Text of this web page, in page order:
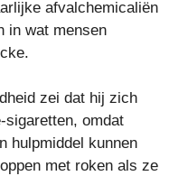
afvalchemicaliën
in wat mensen
zei dat hij zich
sigaretten, omdat
hulpmiddel kunnen
met roken als ze